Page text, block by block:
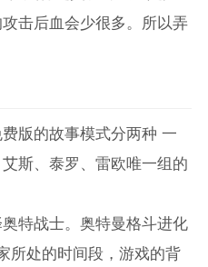
击后血会少很多。所以弄
版的故事模式分两种 一
斯、泰罗、雷欧唯一组的
特战士。奥特曼格斗进化
所处的时间段，游戏的背